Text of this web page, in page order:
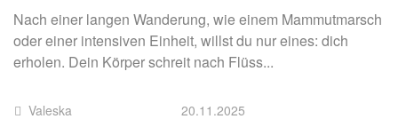
Nach einer langen Wanderung, wie einem Mammutmarsch
oder einer intensiven Einheit, willst du nur eines: dich
erholen. Dein Körper schreit nach Flüss...
Valeska
20.11.2025